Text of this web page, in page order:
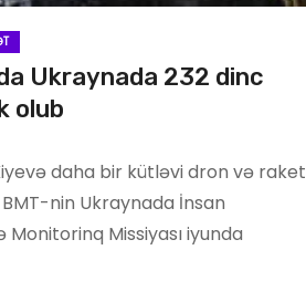
Ukraynada 232 dinc
olub
daha bir kütləvi dron və raket
nin Ukraynada İnsan
Monitorinq Missiyası iyunda